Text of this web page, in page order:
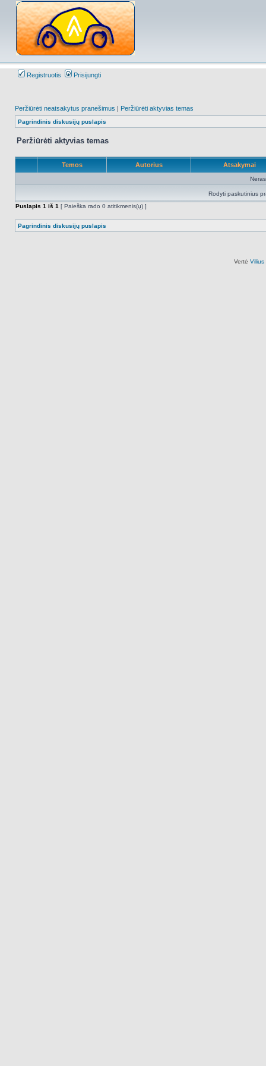
Registruotis Prisijungti
Peržiūrėti neatsakytus pranešimus | Peržiūrėti aktyvias temas
Pagrindinis diskusijų puslapis
Peržiūrėti aktyvias temas
Temos Autorius Atsakymai
Rodyti paskutinius
Puslapis 1 iš 1 [ Paieška rado 0 atitikmenis(ų) ]
Pagrindinis diskusijų puslapis
Vertė Vilius